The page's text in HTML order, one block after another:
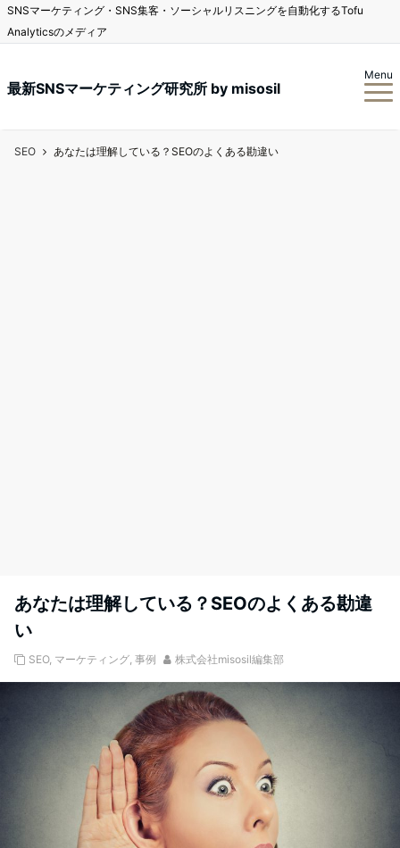
SNSマーケティング・SNS集客・ソーシャルリスニングを自動化するTofu
Analyticsのメディア
最新SNSマーケティング研究所 by misosil
Menu
SEO あなたは理解している？SEOのよくある勘違い
あなたは理解している？SEOのよくある勘違
い
SEO, マーケティング, 事例 株式会社misosil編集部